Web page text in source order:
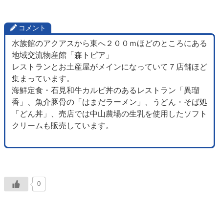
コメント
水族館のアクアスから東へ２００ｍほどのところにある
地域交流物産館「森トピア」
レストランとお土産屋がメインになっていて７店舗ほど
集まっています。
海鮮定食・石見和牛カルビ丼のあるレストラン「異瑠
香」、魚介豚骨の「はまだラーメン」、うどん・そば処
「どん丼」、売店では中山農場の生乳を使用したソフト
クリームも販売しています。
0